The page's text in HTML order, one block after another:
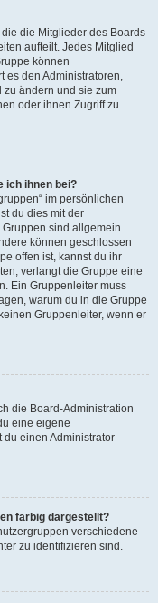
die Mitglieder des Boards
aufteilt. Jedes Mitglied
können
es den Administratoren,
zu ändern und sie zum
oder ihnen Zugriff zu
ich ihnen bei?
im persönlichen
du dies mit der
sind allgemein
können geschlossen
offen ist, kannst du ihr
verlangt die Gruppe eine
Ein Gruppenleiter muss
warum du in die Gruppe
Gruppenleiter, wenn er
die Board-Administration
eine eigene
du einen Administrator
farbig dargestellt?
verschiedene
zu identifizieren sind.